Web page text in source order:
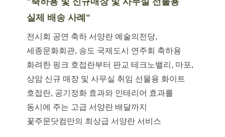
실제 배송 사례"
전시회 공연 축하 서양란 예술의전당,
세종문화회관, 송도 국제도시 연주회 축하용
화려한 핑크 호접란부터 판교 테크노밸리, 마포,
상암 신규 매장 및 사무실 취임 선물용 화이트
호접란, 공기정화 효과와 인테리어 효과를
동시에 주는 고급 서양란 배달까지
꽃주문닷컴만의 최상급 서양란 서비스